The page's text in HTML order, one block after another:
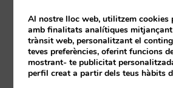
exacta, la rendibilitat de la
campanyes i estratègies de
Al nostre lloc web, utilitzem cookies
amb finalitats analítiques
trànsit web, personalitzant el
teves preferències, oferint funcions
mostrant- te publicitat
perfil creat a partir dels teus hàbits